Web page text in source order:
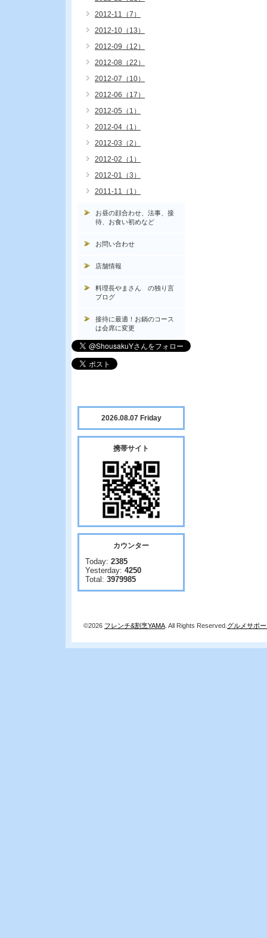
2012-11（7）
2012-10（13）
2012-09（12）
2012-08（22）
2012-07（10）
2012-06（17）
2012-05（1）
2012-04（1）
2012-03（2）
2012-02（1）
2012-01（3）
2011-11（1）
お昼の顔合わせ、法事、接
待、お食い初めなど
お問い合わせ
店舗情報
料理長やまさん の独り言
ブログ
接待に最適！お鍋のコース
は会席に変更
2026.08.07 Friday
携帯サイト
カウンター
Today: 2385
Yesterday: 4250
Total: 3979985
©2026 フレンチ&割烹YAMA . All Rights Reserved. グルメサポ